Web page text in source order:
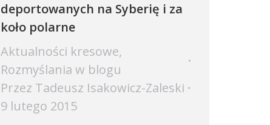
deportowanych na Syberię i za
koło polarne
Aktualności kresowe,
Rozmyślania w blogu
Przez Tadeusz Isakowicz-Zaleski
9 lutego 2015